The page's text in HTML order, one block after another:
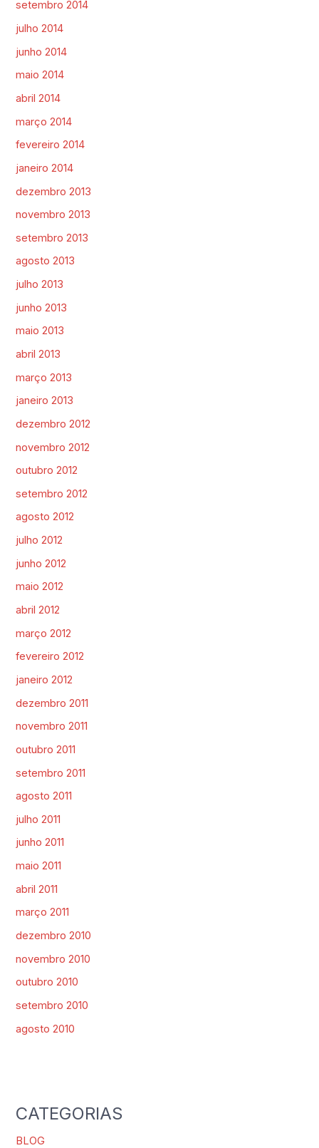
setembro 2014
julho 2014
junho 2014
maio 2014
abril 2014
março 2014
fevereiro 2014
janeiro 2014
dezembro 2013
novembro 2013
setembro 2013
agosto 2013
julho 2013
junho 2013
maio 2013
abril 2013
março 2013
janeiro 2013
dezembro 2012
novembro 2012
outubro 2012
setembro 2012
agosto 2012
julho 2012
junho 2012
maio 2012
abril 2012
março 2012
fevereiro 2012
janeiro 2012
dezembro 2011
novembro 2011
outubro 2011
setembro 2011
agosto 2011
julho 2011
junho 2011
maio 2011
abril 2011
março 2011
dezembro 2010
novembro 2010
outubro 2010
setembro 2010
agosto 2010
CATEGORIAS
BLOG